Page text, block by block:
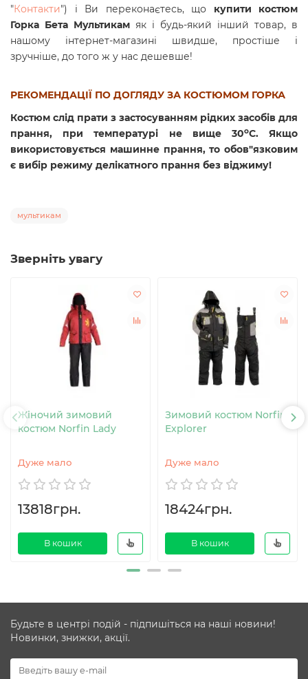
"Контакти") і Ви переконаєтесь, що купити костюм
Горка Бета Мультикам як і будь-який інший товар, в
нашому інтернет-магазині швидше, простіше і
зручніше, до того ж у нас дешевше!
РЕКОМЕНДАЦІЇ ПО ДОГЛЯДУ ЗА КОСТЮМОМ ГОРКА
Костюм слід прати з застосуванням рідких засобів для
прання, при температурі не вище 30oC. Якщо
використовується машинне прання, то обов"язковим
є вибір режиму делікатного прання без віджиму!
мультикам
Зверніть увагу
Жіночий зимовий
костюм Norfin Lady
Дуже мало
13818грн.
В кошик
Зимовий костюм Norfin
Explorer
Дуже мало
18424грн.
В кошик
Будьте в центрі подій - підпишіться на наші новини!
Новинки, знижки, акції.